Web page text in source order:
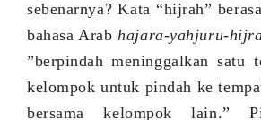
sebenarnya? Kata “hijrah”
bahasa Arabhajara-yahjuru-
”berpindah meninggalkan satu
kelompok untuk pindah ke
bersama kelompok lain.”